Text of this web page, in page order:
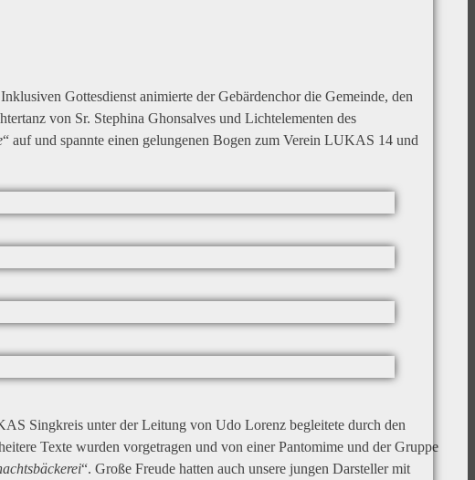
Gottesdienst animierte der Gebärdenchor die Gemeinde, den
von Sr. Stephina Ghonsalves und Lichtelementen des
“ auf und spannte einen gelungenen Bogen zum Verein LUKAS 14 und
Singkreis unter der Leitung von Udo Lorenz begleitete durch den
Texte wurden vorgetragen und von einer Pantomime und der Gruppe
“. Große Freude hatten auch unsere jungen Darsteller mit